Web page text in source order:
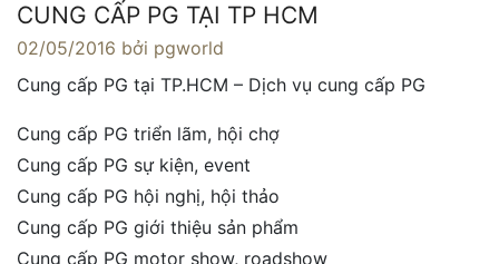
CUNG CẤP PG TẠI TP HCM
02/05/2016 bởi pgworld
Cung cấp PG tại TP.HCM – Dịch vụ cung cấp PG
Cung cấp PG triển lãm, hội chợ
Cung cấp PG sự kiện, event
Cung cấp PG hội nghị, hội thảo
Cung cấp PG giới thiệu sản phẩm
Cung cấp PG motor show, roadshow